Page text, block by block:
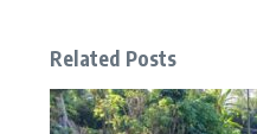
Related Posts